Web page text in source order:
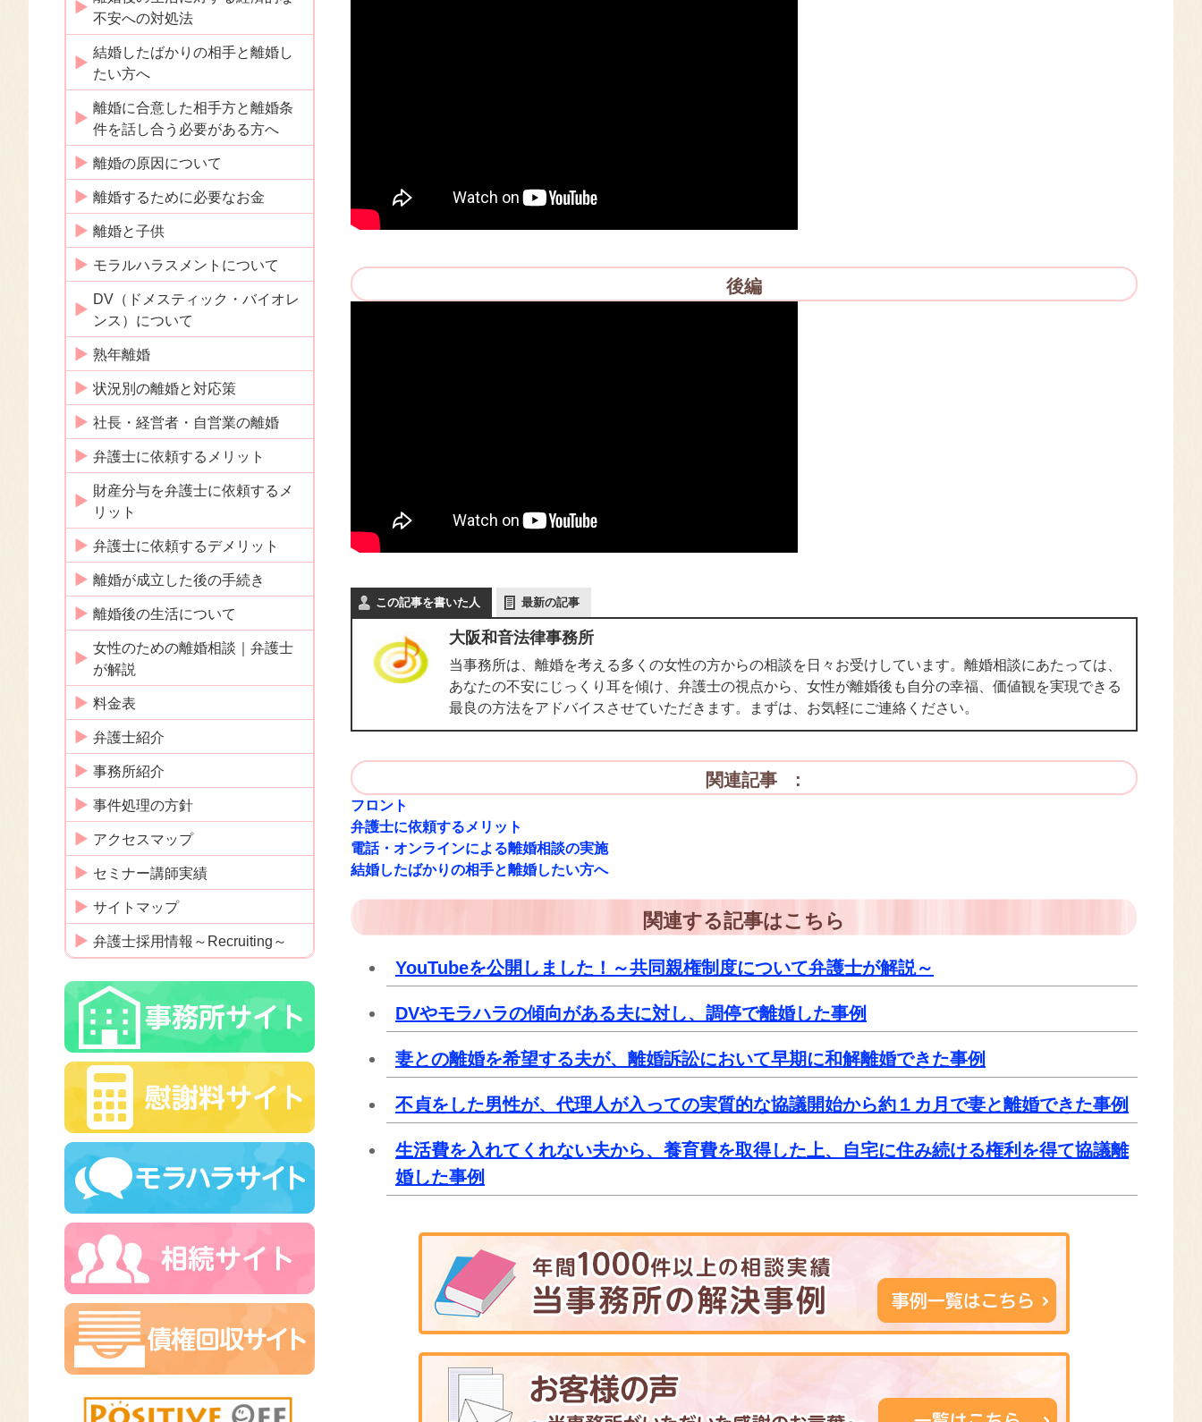
後編
この記事を書いた人 最新の記事
大阪和音法律事務所
当事務所は、離婚を考える多くの女性の方からの相談を日々お受けしています。離婚相談にあたっては、
あなたの不安にじっくり耳を傾け、弁護士の視点から、女性が離婚後も自分の幸福、価値観を実現できる
最良の方法をアドバイスさせていただきます。まずは、お気軽にご連絡ください。
関連記事 :
フロント
弁護士に依頼するメリット
電話・オンラインによる離婚相談の実施
結婚したばかりの相手と離婚したい方へ
関連する記事はこちら
YouTubeを公開しました！～共同親権制度について弁護士が解説～
DVやモラハラの傾向がある夫に対し、調停で離婚した事例
妻との離婚を希望する夫が、離婚訴訟において早期に和解離婚できた事例
不貞をした男性が、代理人が入っての実質的な協議開始から約１カ月で妻と離婚できた事例
生活費を入れてくれない夫から、養育費を取得した上、自宅に住み続ける権利を得て協議離
婚した事例
不安への対処法
結婚したばかりの相手と離婚し
たい方へ
離婚に合意した相手方と離婚条
件を話し合う必要がある方へ
離婚の原因について
離婚するために必要なお金
離婚と子供
モラルハラスメントについて
DV（ドメスティック・バイオレ
ンス）について
熟年離婚
状況別の離婚と対応策
社長・経営者・自営業の離婚
弁護士に依頼するメリット
財産分与を弁護士に依頼するメ
リット
弁護士に依頼するデメリット
離婚が成立した後の手続き
離婚後の生活について
女性のための離婚相談｜弁護士
が解説
料金表
弁護士紹介
事務所紹介
事件処理の方針
アクセスマップ
セミナー講師実績
サイトマップ
弁護士採用情報～Recruiting～